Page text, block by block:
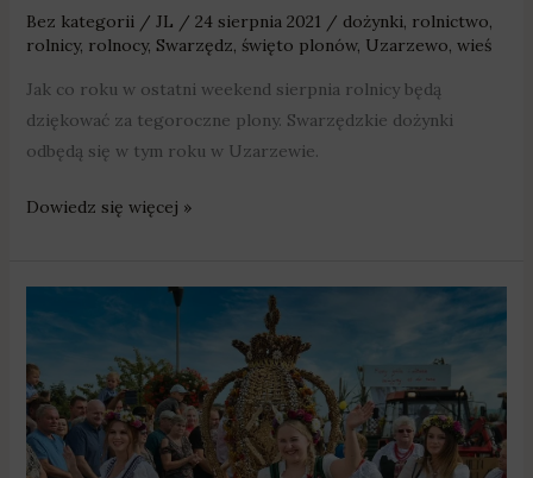
Bez kategorii/ JL / 24 sierpnia 2021 / dożynki, rolnictwo,
rolnicy, rolnocy, Swarzędz, święto plonów, Uzarzewo, wieś
Jak co roku w ostatni weekend sierpnia rolnicy będą
dziękować za tegoroczne plony. Swarzędzkie dożynki
odbędą się w tym roku w Uzarzewie.
Dowiedz się więcej »
niesiemy
plon”
–
podziękują
za